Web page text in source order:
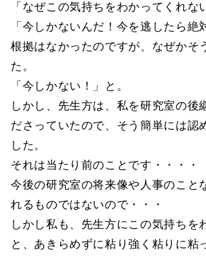
「なぜこの気持ちをわかってくれな
「今しかないんだ！今を逃したら絶
根拠はなかったのですが、なぜかそ
た。
「今しかない！」と。
しかし、先生方は、私を研究室の後
ださっていたので、そう簡単には認
した。
それは当たり前のことです・・・・
今後の研究室の将来像や人事のこと
れるものではないので・・・
しかし私も、先生方にこの気持ちを
と、あきらめずに粘り強く粘りに粘